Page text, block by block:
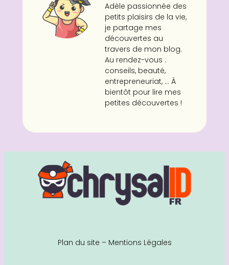
Adèle passionnée des
petits plaisirs de la vie,
je partage mes
découvertes au
travers de mon blog.
Au rendez-vous :
conseils, beauté,
entrepreneuriat, ... À
bientôt pour lire mes
petites découvertes !
Plan du site – Mentions Légales